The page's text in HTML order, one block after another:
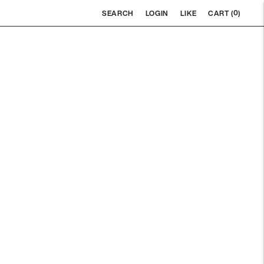
SEARCH LOGIN LIKE CART (0)